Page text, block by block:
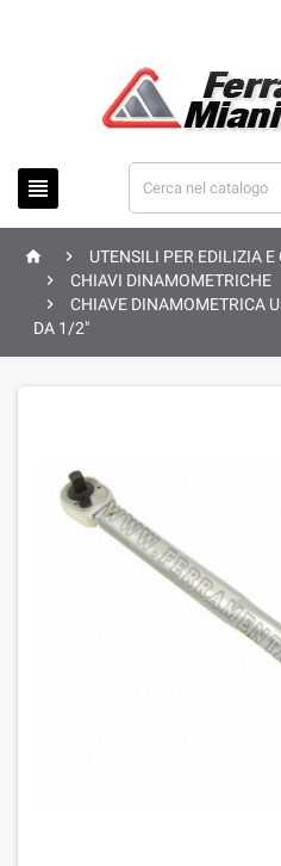

  UTENSILI PER EDILIZIA

CHIAVI DINAMOMETRICHE

CHIAVE DINAMOMETRICA
DA 1/2"